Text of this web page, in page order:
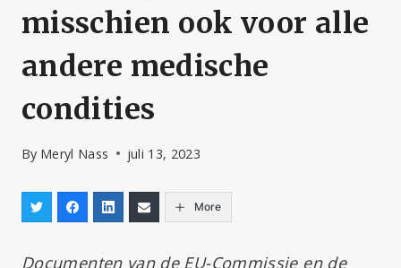
misschien ook voor alle
andere medische
condities
By Meryl Nass juli 13, 2023
More
Documenten van de EU-Commissie en de